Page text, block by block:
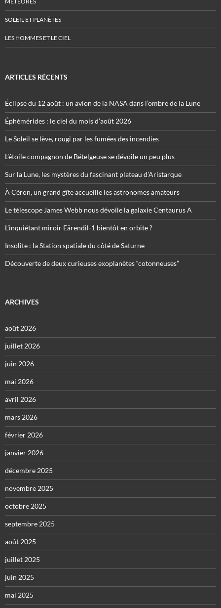
SOLEIL ET PLANÈTES
LES HOMMES ET LE CIEL
ARTICLES RÉCENTS
Éclipse du 12 août : un avion de la NASA dans l’ombre de la Lune
Éphémérides : le ciel du mois d’août 2026
Le Soleil se lève, rougi par les fumées des incendies
L’étoile compagnon de Bételgeuse se dévoile un peu plus
Sur la Lune, les mystères du fascinant plateau d’Aristarque
À Céron, un grand gîte accueille les astronomes amateurs
Le télescope James Webb nous dévoile la galaxie Centaurus A
L’inquiétant miroir Eärendil-1 bientôt en orbite ?
Insolite : la Station spatiale du côté de Saturne
Découverte de deux curieuses exoplanètes “cotonneuses”
ARCHIVES
août 2026
juillet 2026
juin 2026
mai 2026
avril 2026
mars 2026
février 2026
janvier 2026
décembre 2025
novembre 2025
octobre 2025
septembre 2025
août 2025
juillet 2025
juin 2025
mai 2025